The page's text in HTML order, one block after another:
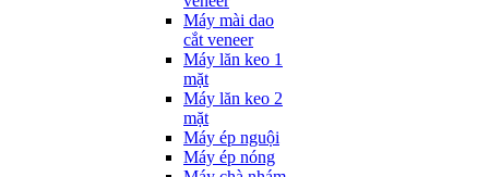
Máy mài dao
cắt veneer
Máy lăn keo 1
mặt
Máy lăn keo 2
mặt
Máy ép nguội
Máy ép nóng